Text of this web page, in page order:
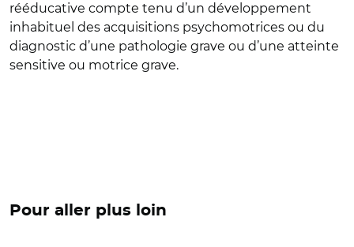
rééducative compte tenu d’un développement
inhabituel des acquisitions psychomotrices ou du
diagnostic d’une pathologie grave ou d’une atteinte
sensitive ou motrice grave.
Pour aller plus loin